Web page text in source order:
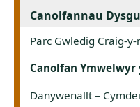
Canolfannau Dysgu
Parc Gwledig Craig-y-
Canolfan Ymwelwyr
Danywenallt –